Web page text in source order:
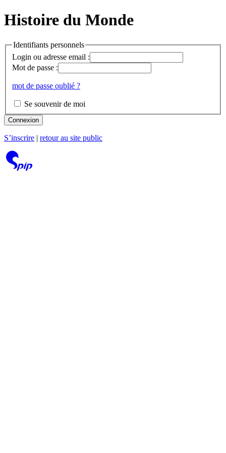
Histoire du Monde
Identifiants personnels
Login ou adresse email :
Mot de passe :
mot de passe oublié ?
Se souvenir de moi
Connexion
S’inscrire retour au site public